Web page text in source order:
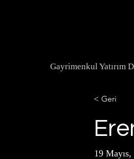
Gayrimenkul Yatırım
< Geri
19